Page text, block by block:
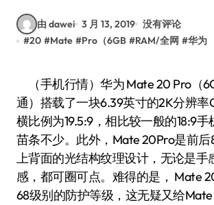
由 dawei 3 月 13, 2019 没有评论
#20 #Mate #Pro（6GB #RAM/全网 #华为
（手机行情）华为 Mate 20 Pro（6GB RAM/全网
通）搭载了一块6.39英寸的2K分辨率
横比例为19.5:9，相比较一般的18:9
苗条不少。此外，Mate 20Pro是前
上背面的光结构纹理设计，无论是手
感，都可圈可点。难得的是， Mate
68级别的防护等级，这无疑又给